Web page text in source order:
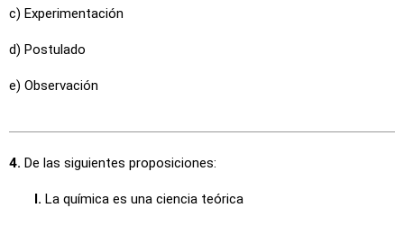
c) Experimentación
d) Postulado
e) Observación
4. De las siguientes proposiciones:
I. La química es una ciencia teórica